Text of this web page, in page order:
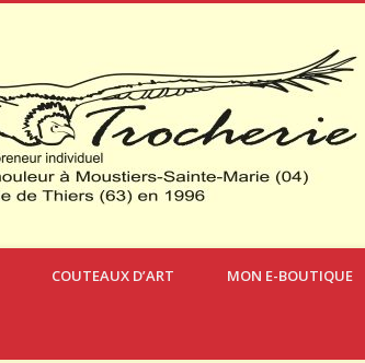
COUTEAUX D’ART MON E-BOUTIQUE